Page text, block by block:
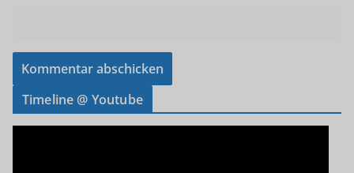
Timeline @ Youtube